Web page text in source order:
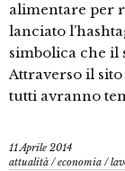
alimentare per
lanciato
simbolica che il
Attraverso il
tutti avranno
11 Aprile 2014
attualità /economia /